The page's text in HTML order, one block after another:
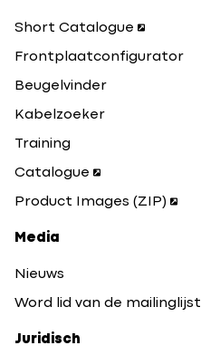
Short Catalogue
Frontplaatconfigurator
Beugelvinder
Kabelzoeker
Training
Catalogue
Product Images (ZIP)
Media
Nieuws
Word lid van de mailinglijst
Juridisch